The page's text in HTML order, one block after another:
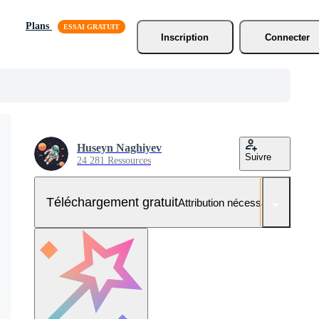
Plans
Inscription
Connecter
Huseyn Naghiyev
24 281 Ressources Suivre
Téléchargement gratuitAttribution nécessaire